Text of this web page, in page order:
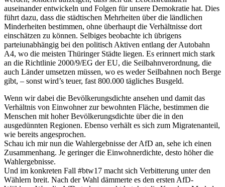
auseinander entwickeln und Folgen für unsere Demokratie hat. Dies
führt dazu, dass die städtischen Mehrheiten über die ländlichen
Minderheiten bestimmen, ohne überhaupt die Verhältnisse dort
einschätzen zu können. Selbiges beobachte ich übrigens
parteiunabhängig bei den politisch Aktiven entlang der Autobahn
A4, wo die meisten Thüringer Städte liegen. Es erinnert mich stark
an die Richtlinie 2000/9/EG der EU, die Seilbahnverordnung, die
auch Länder umsetzen müssen, wo es weder Seilbahnen noch Berge
gibt, – sonst wird’s teuer, fast 800.000 tägliches Busgeld.
Wenn wir dabei die Bevölkerungsdichte ansehen und damit das
Verhältnis von Einwohner zur bewohnten Fläche, bestimmen die
Menschen mit hoher Bevölkerungsdichte über die in den
ausgedünnten Regionen. Ebenso verhält es sich zum Migratenanteil,
wie bereits angesprochen.
Schau ich mir nun die Wahlergebnisse der AfD an, sehe ich einen
Zusammenhang. Je geringer die Einwohnerdichte, desto höher die
Wahlergebnisse.
Und im konkreten Fall #btw17 macht sich Verbitterung unter den
Wählern breit. Nach der Wahl dämmerte es den ersten AfD-